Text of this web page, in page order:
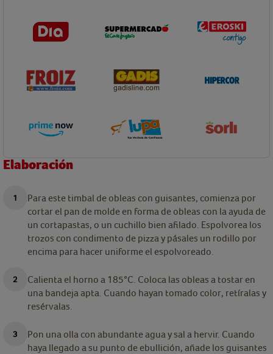
Elaboración
Para este timbal de obleas con guisantes, comienza por
cortar el pan de molde en forma de obleas con la ayuda de
un cortapastas, o un cuchillo bien afilado. Espolvorea los
trozos con condimento de pizza y pásales un rodillo por
encima para hacer uniforme el espolvoreado.
Calienta el horno a 185°C. Coloca las obleas a tostar en
una bandeja apta. Cuando hayan tomado color, retíralas y
resérvalas.
Pon una olla con abundante agua y sal a hervir. Cuando
haya llegado a su punto de ebullición, añade los guisantes